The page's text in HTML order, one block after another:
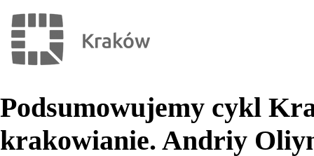
Podsumowujemy cykl
krakowianie. Andriy